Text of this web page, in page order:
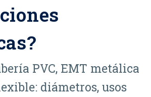
PVC, EMT metálica
diámetros, usos